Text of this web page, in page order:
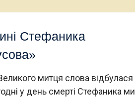
Стефаника
митця слова відбулася
у день смерті Стефаника ми